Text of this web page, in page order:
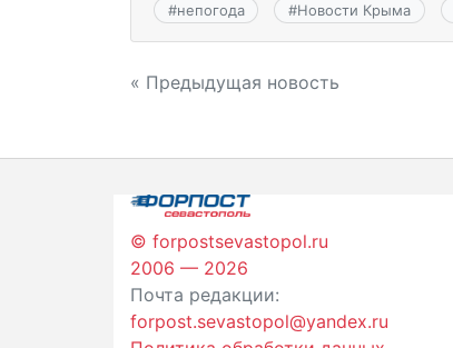
#непогода #Новости Крыма
Навигация
записям
« Предыдущая новость
© forpostsevastopol.ru
2006 — 2026
Почта редакции:
forpost.sevastopol@yandex.ru